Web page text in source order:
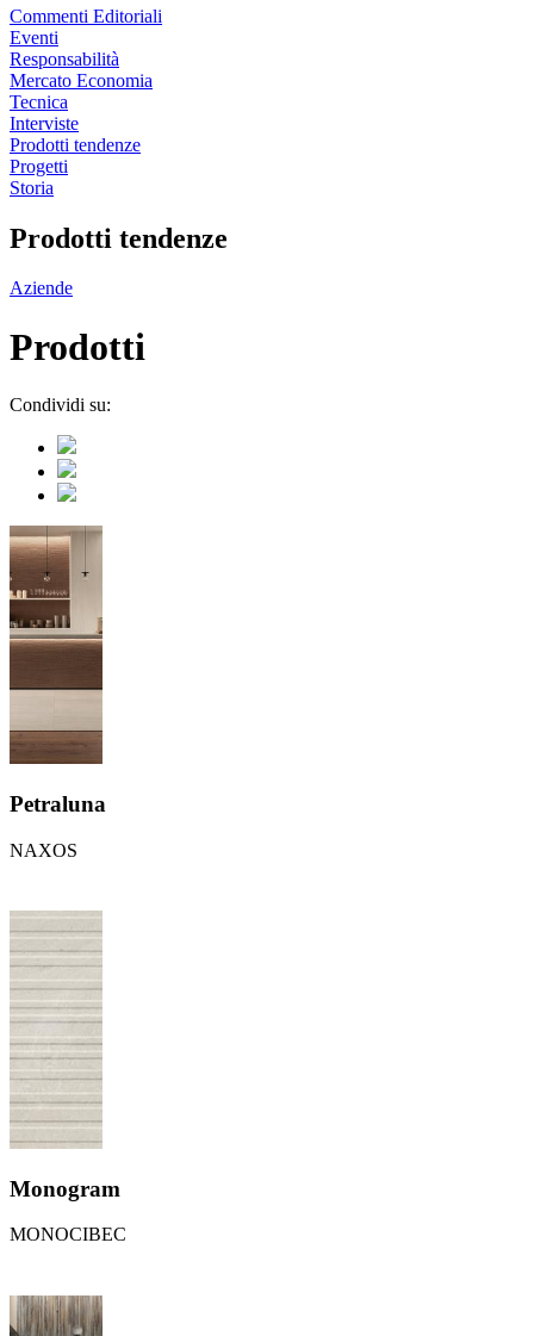
Commenti Editoriali
Eventi
Responsabilità
Mercato Economia
Tecnica
Interviste
Prodotti tendenze
Progetti
Storia
Prodotti tendenze
Aziende
Prodotti
Condividi su:
Petraluna
NAXOS
Monogram
MONOCIBEC